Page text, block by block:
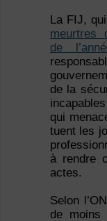
La FIJ,
meurtres
de
de la
qui
tuent les
à rendre
actes.
Selon
de moins